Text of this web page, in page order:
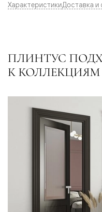
ХарактеристикиДоставка и
ПЛИНТУС
К КОЛЛЕКЦИЯМ